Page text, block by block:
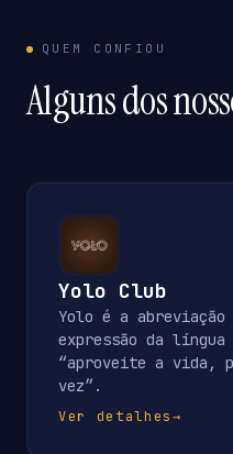
QUEM CONFIOU
Alguns dos
Yolo Club
Yolo é a abreviação
expressão da
“aproveite a vida,
vez”.
Ver detalhes→